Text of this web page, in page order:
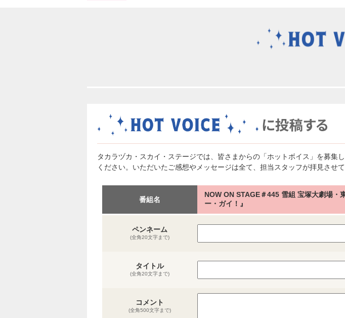
タカラヅカ・スカイ・ステージでは、皆さまからの「ホットボイス」を募
ください。いただいたご感想やメッセージは全て、担当スタッフが拝見させ
番組名
NOW ON STAGE＃445 雪組 宝塚大劇場
ー・ガイ！』
ペンネーム
(全角20文字まで)
タイトル
(全角20文字まで)
コメント
(全角500文字まで)